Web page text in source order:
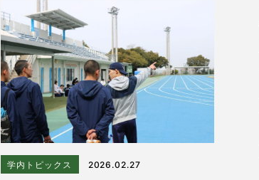
学内トピックス 2026.02.27